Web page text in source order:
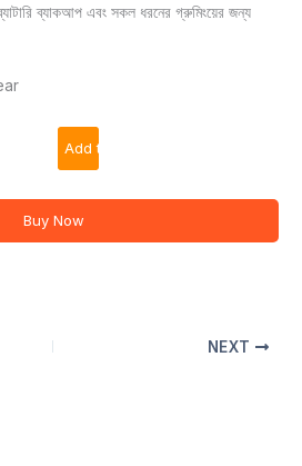
ব্যাকআপ এবং সকল ধরনের গ্রুমিংয়ের জন্য
Add to cart
Buy Now
NEXT